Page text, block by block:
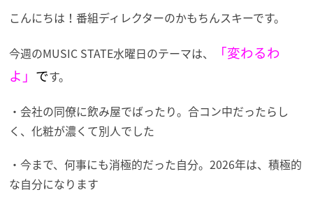
こんにちは！番組ディレクターのかもちんスキーです。
今週のMUSIC STATE水曜日のテーマは、
「変わるわ
よ」 です。
・会社の同僚に飲み屋でばったり。合コン中だったらし
く、化粧が濃くて別人でした
・今まで、何事にも消極的だった自分。2026年は、積極的
な自分になります